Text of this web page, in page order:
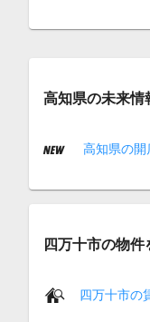
高知県の未来情
高知県の開
四万十市の物件
四万十市の